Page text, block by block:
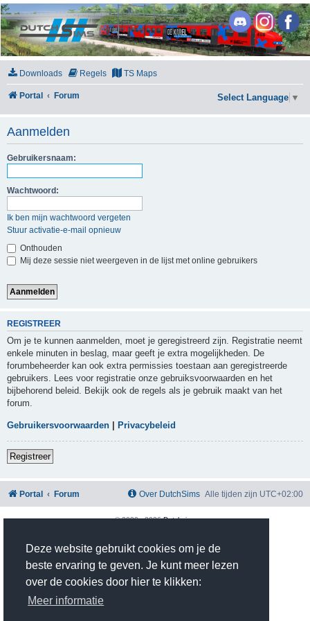
Deze website gebruikt cookies om je de
beste ervaring te geven. Je kunt meer lezen
over de cookies door hier te klikken:
Meer informatie
DutchSims
Downloads Regels TS Maps
Portal Forum Select Language ▼
Aanmelden
Gebruikersnaam:
Wachtwoord:
Ik ben mijn wachtwoord vergeten
Stuur activatie-e-mail opnieuw
Onthouden
Mij deze sessie niet weergeven in de lijst met online gebruikers
REGISTREER
Om je te kunnen aanmelden, moet je geregistreerd zijn. Registratie neemt
enkele minuten in beslag, maar geeft je extra mogelijkheden. De
forumbeheerder kan ook extra permissies toestaan aan geregistreerde
gebruikers. Lees voor registratie onze gebruiksvoorwaarden en het
bijbehorend beleid. Bekijk ook de regels als je gebruik maakt van het
forum.
Gebruikersvoorwaarden | Privacybeleid
Registreer
Portal Forum Alle tijden zijn UTC+02:00
Over DutchSims
© 2020 -2026Dutchsims
Nederlandse vertaling door
phpBB.nl.
phpBB Two Factor Authentication ©
Privacy|Gebruikersvoorwaarden
Time: 0.369s| Peak Memory Usage: 2.81 MiB | GZIP: On |